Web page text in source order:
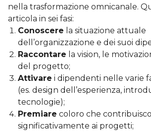
nella trasformazione omnicanale.
articola in sei fasi:
Conoscere la situazione attuale
dell’organizzazione e dei suoi
Raccontare la vision, le
del progetto;
Attivare i dipendenti nelle varie
(es. design dell’esperienza,
tecnologie);
Premiare coloro che
significativamente ai progetti;